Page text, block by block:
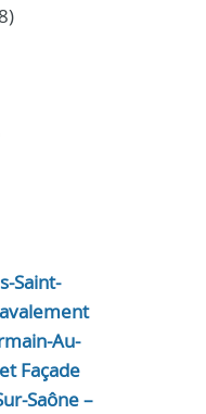
Saint-
Au-
Façade
Saône –